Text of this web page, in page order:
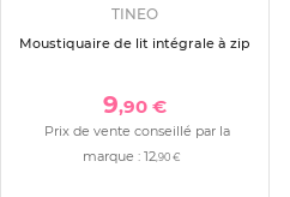
TINEO
Moustiquaire de lit intégrale à zip
9,90 €
Prix de vente conseillé par la
marque :12 ,90 €